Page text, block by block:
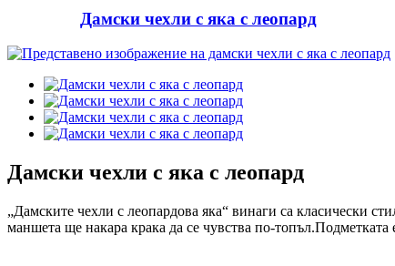
Дамски чехли с яка с леопард
Дамски чехли с яка с леопард
„Дамските чехли с леопардова яка“ винаги са класически
маншета ще накара крака да се чувства по-